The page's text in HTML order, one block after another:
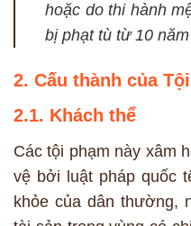
hoặc do thi hành
bị phạt tù từ 10
2. Cấu thành của
2.1. Khách thể
Các tội phạm này xâm
vệ bởi luật pháp quốc
khỏe của dân thường,